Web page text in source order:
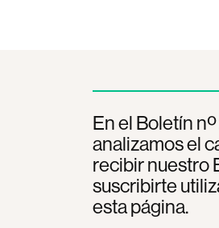
En el Boletín
analizamos el
recibir nuestro
suscribirte
esta página.